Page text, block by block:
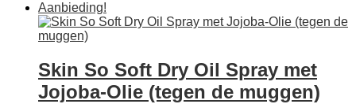
Aanbieding!
Skin So Soft Dry Oil Spray met
Jojoba-Olie (tegen de muggen)